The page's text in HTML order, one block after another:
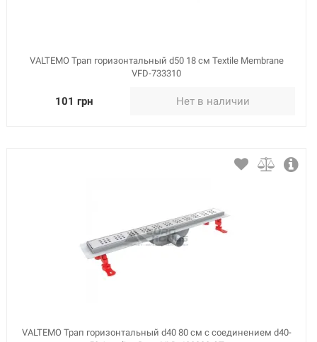
VALTEMO Трап горизонтальный d50 18 см Textile Membrane
VFD-733310
101 грн Нет в наличии
VALTEMO Трап горизонтальный d40 80 см с соединением d40-